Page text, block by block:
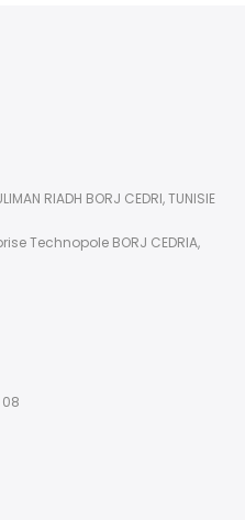
RIADH BORJ CEDRI, TUNISIE
Technopole BORJ CEDRIA,
08